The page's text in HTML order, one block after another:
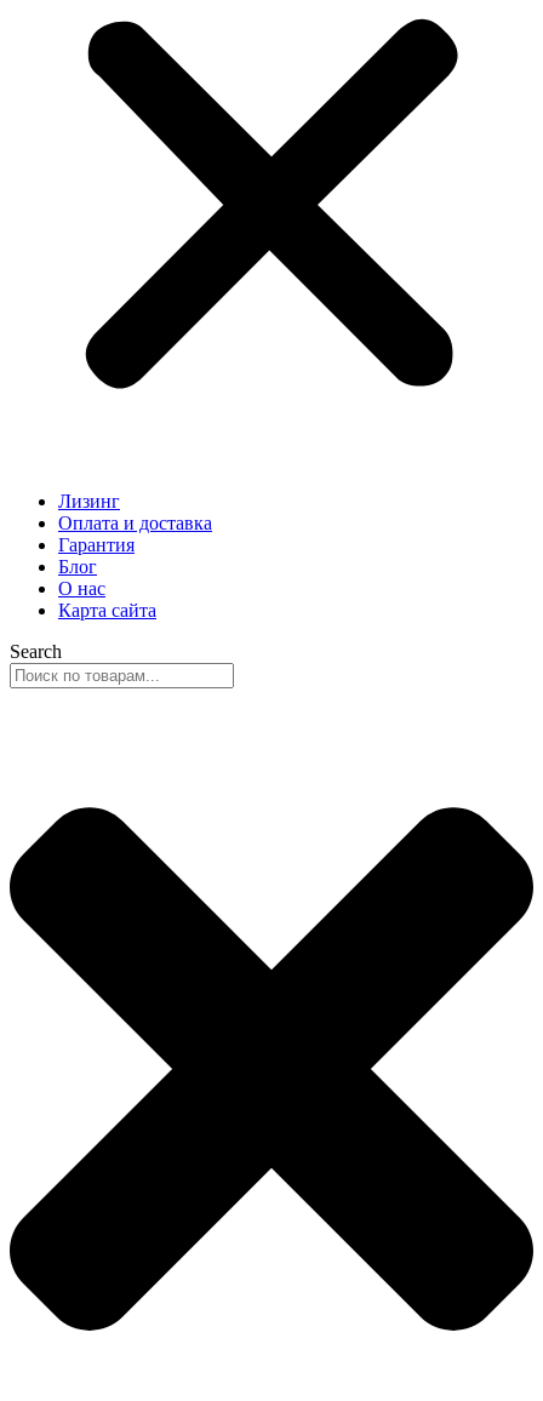
Лизинг
Оплата и доставка
Гарантия
Блог
О нас
Карта сайта
Search